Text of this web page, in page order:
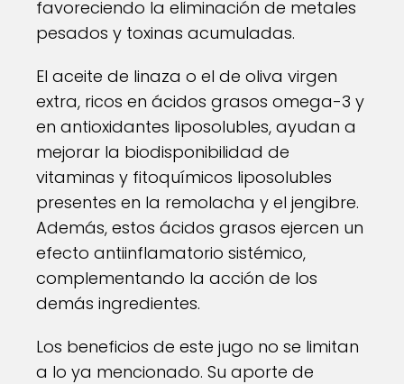
favoreciendo la eliminación de metales
pesados y toxinas acumuladas.
El aceite de linaza o el de oliva virgen
extra, ricos en ácidos grasos omega-3 y
en antioxidantes liposolubles, ayudan a
mejorar la biodisponibilidad de
vitaminas y fitoquímicos liposolubles
presentes en la remolacha y el jengibre.
Además, estos ácidos grasos ejercen un
efecto antiinflamatorio sistémico,
complementando la acción de los
demás ingredientes.
Los beneficios de este jugo no se limitan
a lo ya mencionado. Su aporte de